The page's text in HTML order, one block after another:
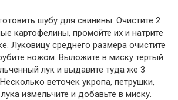
шубу для свинины. Очистите 2
картофелины, промойте их и натрите
Луковицу среднего размера очистите
ножом. Выложите в миску тертый
лук и выдавите туда же 3
веточек укропа, петрушки,
измельчите и добавьте в миску.